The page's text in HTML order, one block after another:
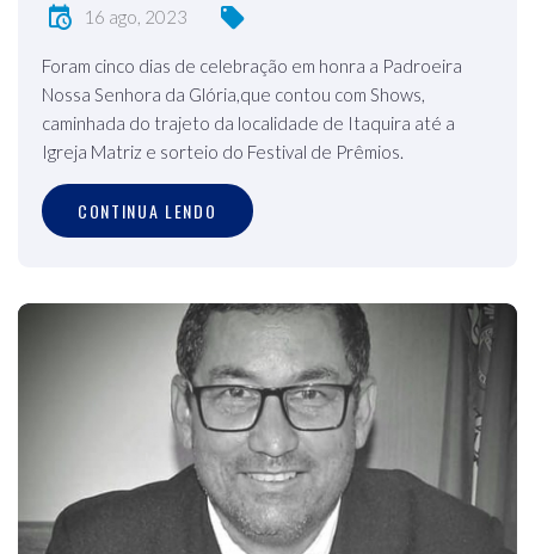
16 ago, 2023
Foram cinco dias de celebração em honra a Padroeira
Nossa Senhora da Glória,que contou com Shows,
caminhada do trajeto da localidade de Itaquira até a
Igreja Matriz e sorteio do Festival de Prêmios.
CONTINUA LENDO